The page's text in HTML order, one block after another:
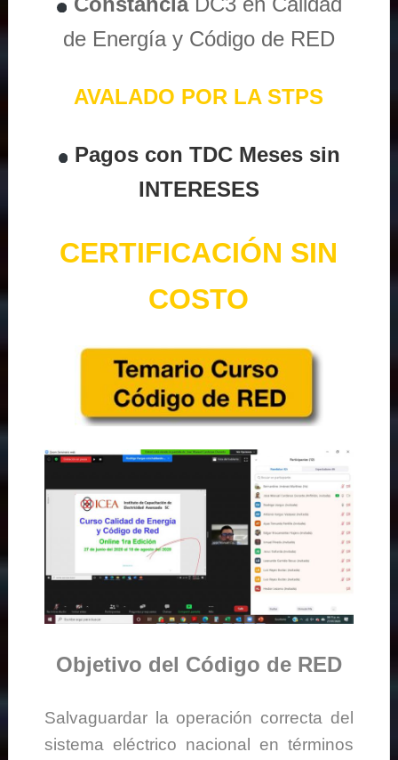
de Energía y Código de RED
AVALADO POR LA STPS
Pagos con TDC Meses sin
INTERESES
CERTIFICACIÓN SIN
COSTO
Objetivo del Código de RED
Salvaguardar la operación correcta del
sistema eléctrico nacional en términos